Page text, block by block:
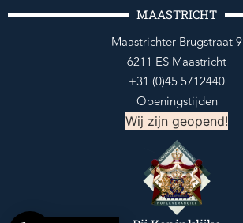
MAASTRICHT
Maastrichter Brugstraat 9
6211 ES Maastricht
+31 (0)45 5712440
Openingstijden
Wij zijn geopend!